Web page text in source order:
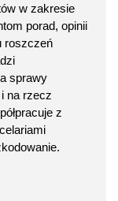
w zakresie
porad, opinii
roszczeń
sprawy
na rzecz
z